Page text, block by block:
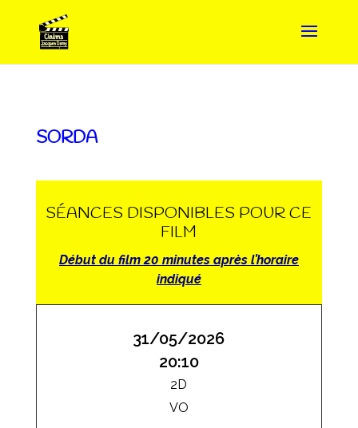
SORDA
SÉANCES DISPONIBLES POUR CE
FILM
Début du film 20 minutes après l’horaire
indiqué
31/05/2026
20:10
2D
VO